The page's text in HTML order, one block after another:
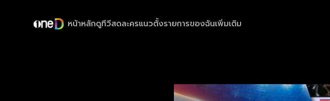
หน้าหลักดูทีวีสดละครแนวตั้งรายการของฉันเพิ่มเติม